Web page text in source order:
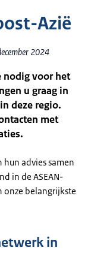
Azië
2024
nodig voor het
u graag in
deze regio.
met
hun advies samen
in de ASEAN-
onze belangrijkste
in